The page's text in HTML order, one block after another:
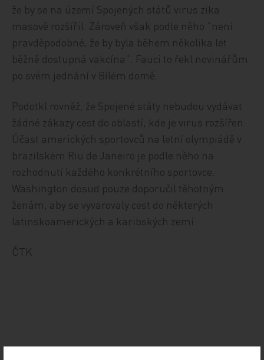
že by se na území Spojených států virus zika
masově rozšířil. Zároveň však podle něho "není
pravděpodobné, že by byla během několika let
běžně dostupná vakcína". Fauci to řekl novinářům
po svém jednání v Bílém domě.
Podotkl rovněž, že Spojené státy nebudou vydávat
žádné zákazy cest do oblastí, kde je virus rozšířen.
Účast amerických sportovců na letní olympiádě v
brazilském Riu de Janeiro je podle něho na
rozhodnutí každého konkrétního sportovce.
Washington dosud pouze doporučil těhotným
ženám, aby se vyvarovaly cest do některých
latinskoamerických a karibských zemí.
ČTK